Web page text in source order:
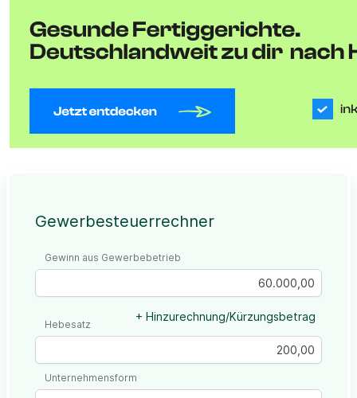
Gewerbesteuerrechner
Gewinn aus Gewerbebetrieb
+ Hinzurechnung/Kürzungsbetrag
Hebesatz
Unternehmensform